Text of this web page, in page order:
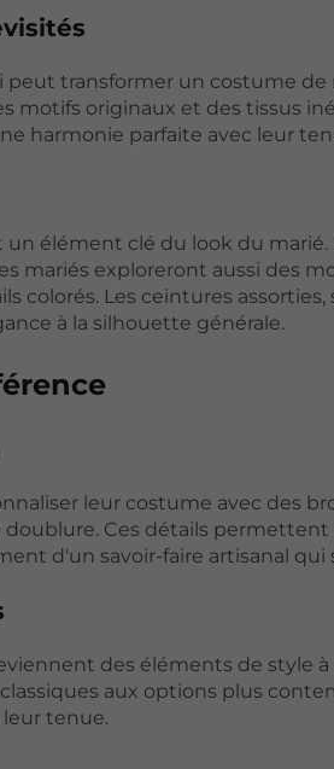
transformer un costume de
motifs originaux et des tissus
harmonie parfaite avec leur
élément clé du look du marié.
mariés exploreront aussi des
colorés. Les ceintures
à la silhouette générale.
leur costume avec des
doublure. Ces détails
d'un savoir-faire artisanal
des éléments de style
aux options plus
tenue.